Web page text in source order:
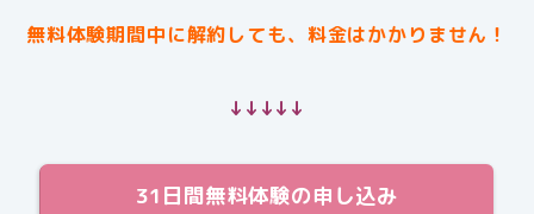
無料体験期間中に解約しても、料金はかかりません！
↓↓↓↓↓
31日間無料体験の申し込み